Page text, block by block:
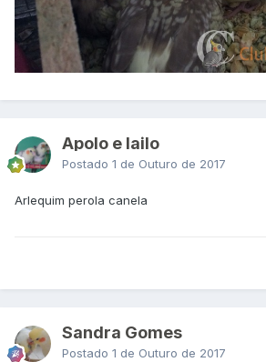
Apolo e lailo
Postado 1 de Outuro de 2017
Arlequim perola canela
Sandra Gomes
Postado 1 de Outuro de 2017